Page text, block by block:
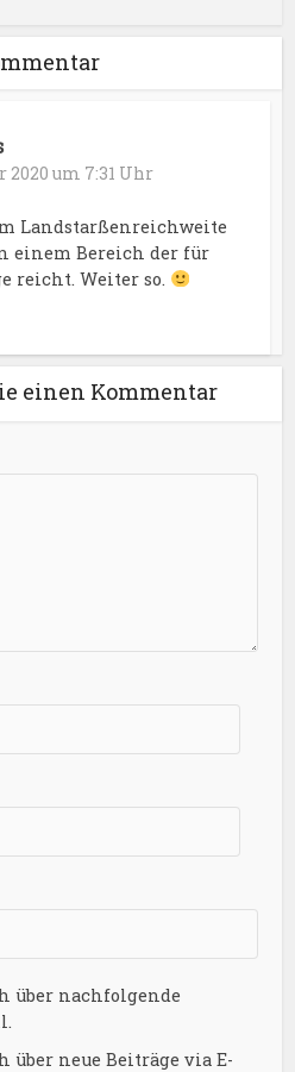
2020 um 7:31 Uhr
Landstarßenreichweite
einem Bereich der für
reicht. Weiter so.
einen Kommentar
über nachfolgende
neue Beiträge via E-